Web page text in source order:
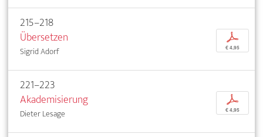
215–218
Übersetzen
Sigrid Adorf
p
€ 4,95
221–223
Akademisierung
Dieter Lesage
p
€ 4,95